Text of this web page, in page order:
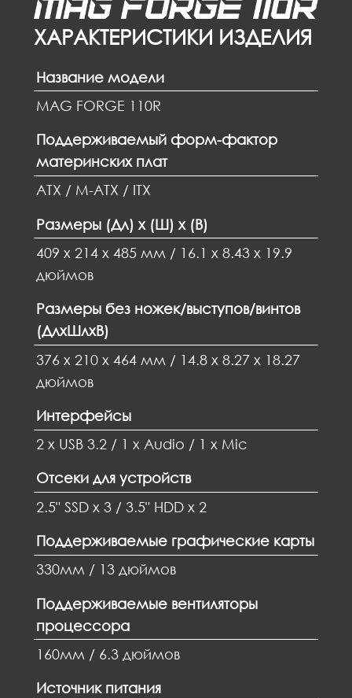
ХАРАКТЕРИСТИКИ ИЗДЕЛИЯ
Название модели
MAG FORGE 110R
Поддерживаемый форм-фактор
материнских плат
ATX / M-ATX / ITX
Размеры (Дл) x (Ш) x (В)
409 x 214 x 485 мм / 16.1 x 8.43 x 19.9
дюймов
Размеры без ножек/выступов/винтов
(ДлxШлxВ)
376 x 210 x 464 мм / 14.8 x 8.27 x 18.27
дюймов
Интерфейсы
2 x USB 3.2 / 1 x Audio / 1 x Mic
Отсеки для устройств
2.5" SSD x 3 / 3.5" HDD x 2
Поддерживаемые графические карты
330мм / 13 дюймов
Поддерживаемые вентиляторы
процессора
160мм / 6.3 дюймов
Источник питания